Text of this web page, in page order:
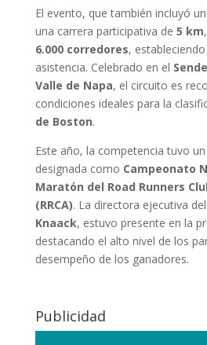
El evento, que también incluyó
una carrera participativa de 5 km
6.000 corredores,
asistencia. Celebrado en el
Valle de Napa, el circuito es
condiciones ideales para la
de Boston.
Este año, la competencia tuvo
designada como Campeonato
Maratón del Road Runners
(RRCA). La directora ejecutiva del
Knaack, estuvo presente en la
destacando el alto nivel de los
desempeño de los ganadores.
Publicidad